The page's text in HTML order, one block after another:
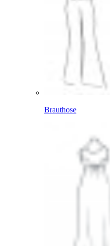
Brauthose